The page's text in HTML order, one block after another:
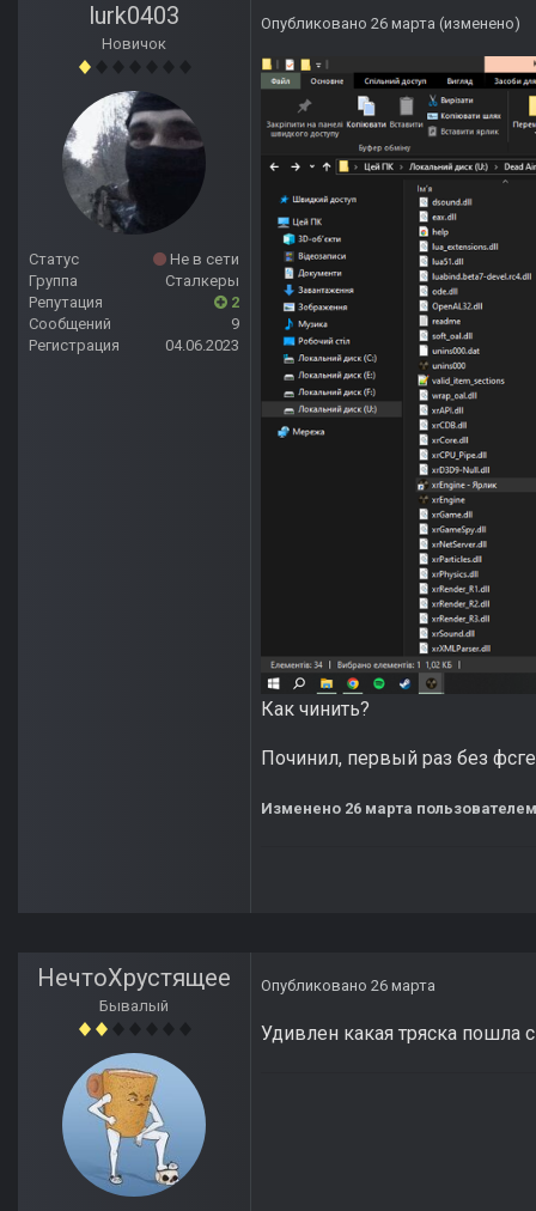
lurk0403
Новичок
Статус
Не в сети
Группа
Сталкеры
Репутация
2
Сообщений
9
Регистрация
04.06.2023
Опубликовано 26 марта (изменено)
Как чинить?
Починил, первый раз без
Изменено 26 марта
НечтоХрустящее
Бывалый
Опубликовано 26 марта
Удивлен какая тряска пошла